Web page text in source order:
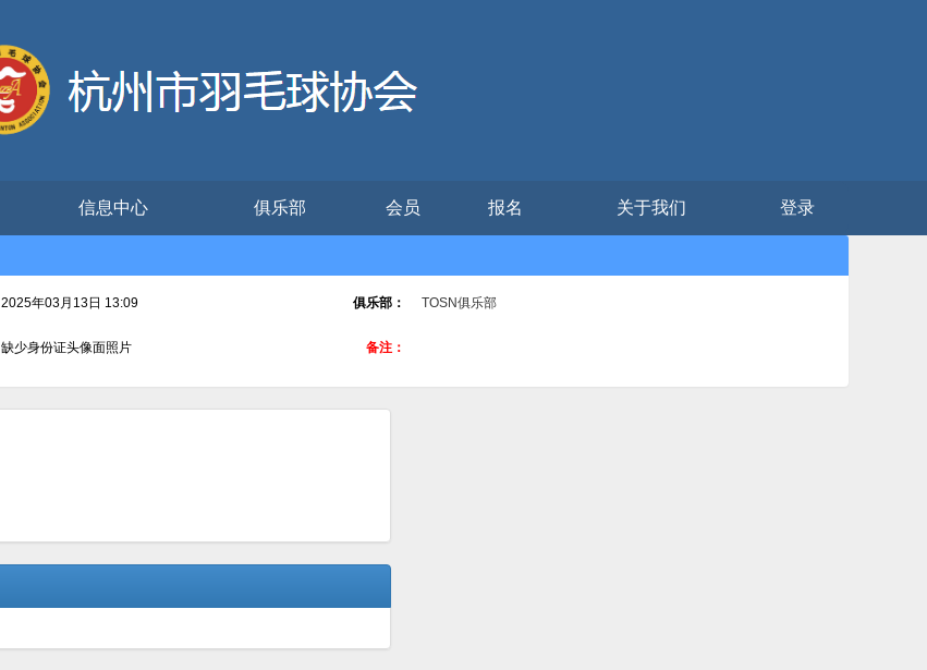
信息中心 俱乐部 会员 报名 关于我们 登录
2025年03月13日 13:09 俱乐部： TOSN俱乐部
缺少身份证头像面照片 备注：